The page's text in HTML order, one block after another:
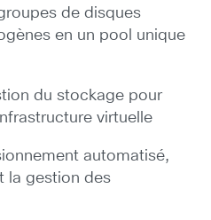
de disques
en un pool unique
du stockage pour
virtuelle
automatisé,
la gestion des